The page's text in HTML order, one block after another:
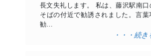
長文失礼します。 私は、藤沢駅南口
そばの付近で勧誘されました。言葉
勧…
・・・続